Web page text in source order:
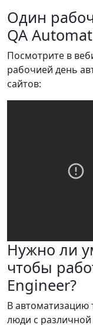
Один
QA
Посмотрите в
рабочией день
сайтов:
Нужно ли
чтобы
Engineer?
В автоматизацию
люди с